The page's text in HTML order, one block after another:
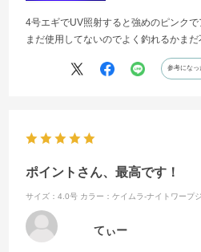
4号エギでUV照射すると強めのピンク
まだ使用してないのでよく釣れるかまだ
参考になっ
ポイントさん、最高です！
サイズ：4.0号 カラー：ケイムラ-ナイトワープ
てぃー